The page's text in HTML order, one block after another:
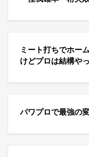
ミート打ちでホー
けどプロは結構や
パワプロで最強の